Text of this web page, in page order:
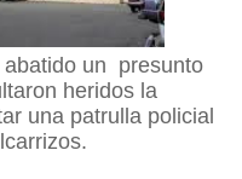
abatido un presunto
heridos la
una patrulla policial